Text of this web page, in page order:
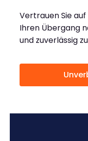
Vertrauen Sie auf
Ihren Übergang
und zuverlässig